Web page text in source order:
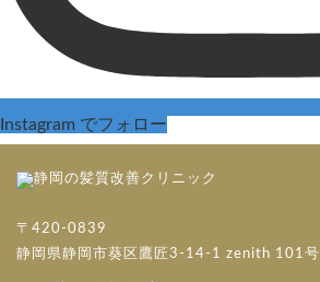
Instagram でフォロー
〒420-0839
静岡県静岡市葵区鷹匠3-14-1 zenith 101号